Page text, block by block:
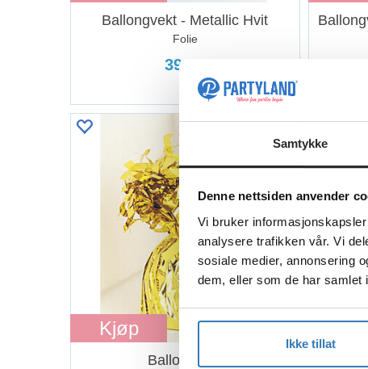
Samtykke
Denne nettsiden anvender
Vi bruker
analysere trafikken vår. Vi
sosiale medier, annonsering
dem, eller som de har samlet
Ikke tillat
Ballongvekt - Metallic Hvit
Folie
39,90
Kjøp
Ballongvekt